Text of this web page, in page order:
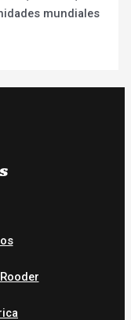
mundiales